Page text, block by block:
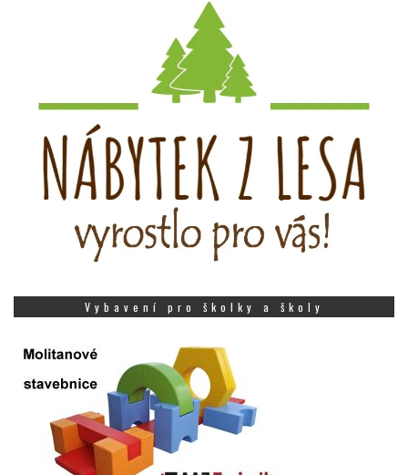
Vybavení pro školky a školy